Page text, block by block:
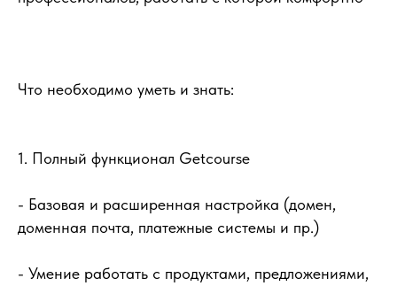
Что необходимо уметь и знать:
1. Полный функционал Getcourse
- Базовая и расширенная настройка (домен,
доменная почта, платежные системы и пр.)
- Умение работать с продуктами, предложениями,